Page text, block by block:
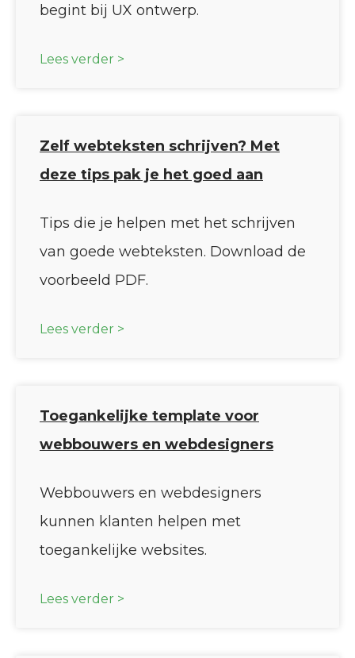
begint bij UX ontwerp.
Lees verder >
Zelf webteksten schrijven? Met
deze tips pak je het goed aan
Tips die je helpen met het schrijven
van goede webteksten. Download de
voorbeeld PDF.
Lees verder >
Toegankelijke template voor
webbouwers en webdesigners
Webbouwers en webdesigners
kunnen klanten helpen met
toegankelijke websites.
Lees verder >